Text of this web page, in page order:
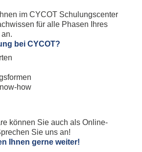
im CYCOT Schulungscenter
für alle Phasen Ihres
bei CYCOT?
how
können Sie auch als Online-
Sie uns an!
Ihnen gerne weiter!